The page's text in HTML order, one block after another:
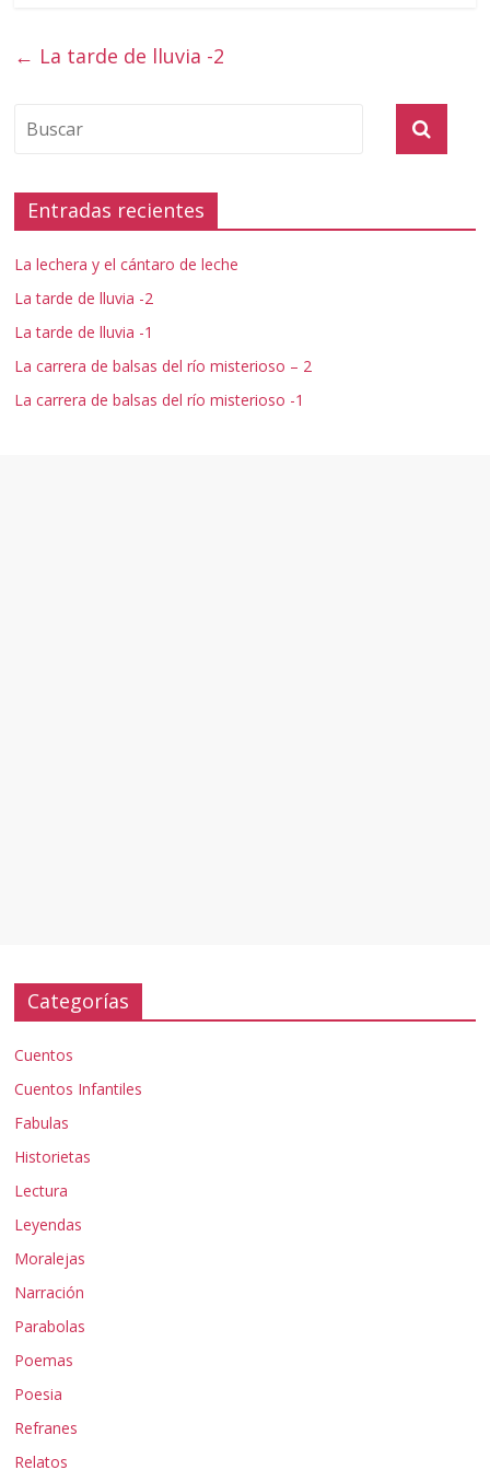
← La tarde de lluvia -2
Entradas recientes
La lechera y el cántaro de leche
La tarde de lluvia -2
La tarde de lluvia -1
La carrera de balsas del río misterioso – 2
La carrera de balsas del río misterioso -1
Categorías
Cuentos
Cuentos Infantiles
Fabulas
Historietas
Lectura
Leyendas
Moralejas
Narración
Parabolas
Poemas
Poesia
Refranes
Relatos